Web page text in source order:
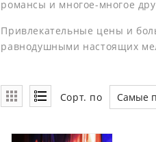
романсы и многое-многое
Привлекательные цены и
равнодушными настоящих
Сорт. по Самые